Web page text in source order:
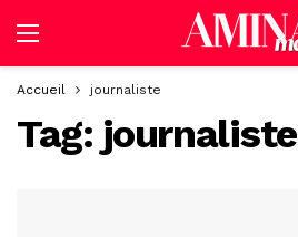
Accueil journaliste
Tag: journaliste